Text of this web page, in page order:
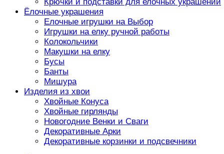
Ёлочные украшения
Елочные игрушки на Выбор
Игрушки на елку ручной работы
Колокольчики
Макушки на елку
Бусы
Банты
Мишура
Изделия из хвои
Хвойные Конуса
Хвойные гирлянды
Новогодние Венки и Сваги
Декоративные Арки
Декоративные корзинки и подсвечники